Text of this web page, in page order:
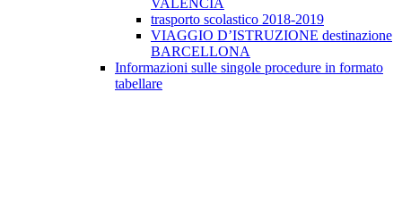
VALENCIA
trasporto scolastico 2018-2019
VIAGGIO D’ISTRUZIONE destinazione
BARCELLONA
Informazioni sulle singole procedure in formato
tabellare